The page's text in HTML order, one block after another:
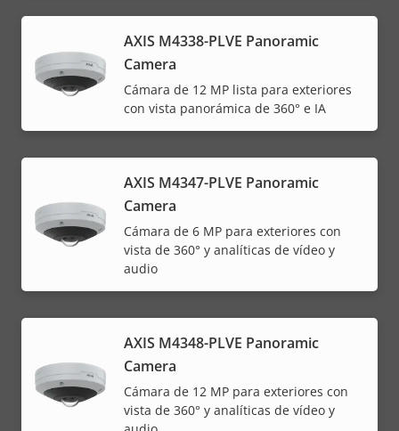
AXIS M4338-PLVE Panoramic
Camera
Cámara de 12 MP lista para exteriores
con vista panorámica de 360° e IA
AXIS M4347-PLVE Panoramic
Camera
Cámara de 6 MP para exteriores con
vista de 360° y analíticas de vídeo y
audio
AXIS M4348-PLVE Panoramic
Camera
Cámara de 12 MP para exteriores con
vista de 360° y analíticas de vídeo y